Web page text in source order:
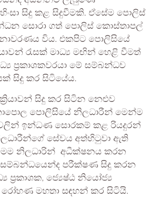
සිදු කළ සිදුවීමකි. ඒසේම පොලිස්
සොරා ගත් පොලිස් කොස්තාපල්
විය. එකපිට පොලිසියේ
රැසක් මාධ්‍ය මඟින් හෙළි වීමත්
ප්‍රකාශකවරයා මේ සම්බන්ධව
සිදු කර සිටියේය.
සිදු කර සිටින නෙළුව
පොලිසියේ නිලධාරීන් මෙන්ම
ඉන්ධණ සොරකම් කළ රියදුරන්
සේවය අත්හිටුවා ඇති
නිලධාරින් අධීක්ෂනය කරන
පරීක්ෂණ සිදු කරන
ප්‍රකාශක, ජ්‍යෙෂ්ඨ නියෝජ්‍ය
මහතා සඳහන් කර සිටියි.